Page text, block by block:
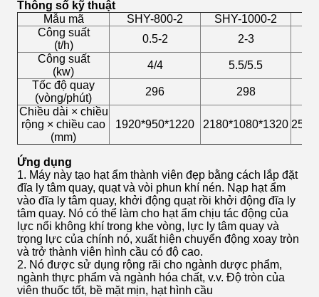
Thông số kỹ thuật
Mẫu mã
SHY-800-2 SHY-1000-2
Công suất
(t/h)
0.5-2
2-3
Công suất
(kw)
4/4 5.5/5.5
Tốc độ quay
(vòng/phút)
296
298
Chiều dài × chiều
rộng × chiều cao
(mm)
1920*950*1220 2180*1080*1320
Ứng dụng
1. Máy này tạo hạt ẩm thành viên đẹp bằng cách lắp đặt
đĩa ly tâm quay, quạt và vòi phun khí nén. Nạp hạt ẩm
vào đĩa ly tâm quay, khởi động quạt rồi khởi động đĩa ly
tâm quay. Nó có thể làm cho hạt ẩm chịu tác động của
lực nổi không khí trong khe vòng, lực ly tâm quay và
trọng lực của chính nó, xuất hiện chuyển động xoay tròn
và trở thành viên hình cầu có độ cao.
2. Nó được sử dụng rộng rãi cho ngành dược phẩm,
ngành thực phẩm và ngành hóa chất, v.v. Độ tròn của
viên thuốc tốt, bề mặt mịn, hạt hình cầu